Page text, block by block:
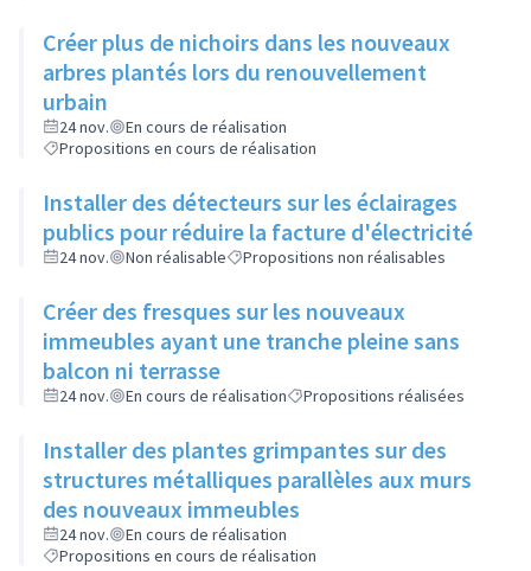
Créer plus de nichoirs dans les nouveaux
arbres plantés lors du renouvellement
urbain
24 nov.
En cours de réalisation
Propositions en cours de réalisation
Installer des détecteurs sur les éclairages
publics pour réduire la facture d'électricité
24 nov. Non réalisable Propositions non réalisables
Créer des fresques sur les nouveaux
immeubles ayant une tranche pleine sans
balcon ni terrasse
24 nov. En cours de réalisation Propositions réalisées
Installer des plantes grimpantes sur des
structures métalliques parallèles aux murs
des nouveaux immeubles
24 nov.
En cours de réalisation
Propositions en cours de réalisation